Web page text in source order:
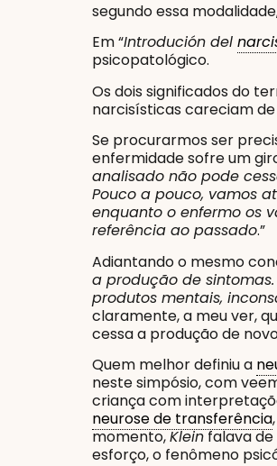
segundo essa
Em “Introdución del
psicopatológico.
Os dois significados do
narcisísticas careciam
Se procurarmos ser
enfermidade sofre um
analisado não pode
Pouco a pouco, vamos
enquanto o enfermo os
referência ao passado.”
Adiantando o mesmo
a produção de
produtos mentais,
claramente, a meu ver,
cessa a produção de
Quem melhor definiu a
neste simpósio, com
criança com
neurose de transferência
momento,Kleinfalava de
esforço, o fenômeno